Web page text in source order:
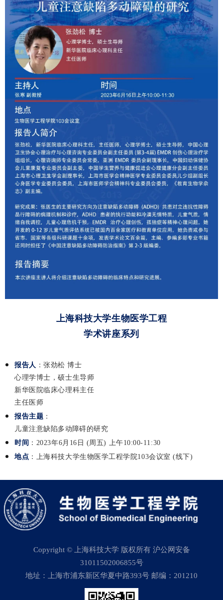
上海科技大学生物医学工程
学术讲座系列
报告人 ：张劲松 博士
心理学博士，硕士生导师
新华医院临床心理科主任
主任医师
报告主题 ：
儿童注意缺陷多动障碍的研究
时间 ：2023年6月16日 (周五) 上午10:00-11:30
地点 ：上海科技大学生物医学工程学院103会议室 (线下)
Copyright © 上海科技大学 版权所有 沪公网安备
31011502006855号
地址：上海市浦东新区华夏中路393号 邮编：201210